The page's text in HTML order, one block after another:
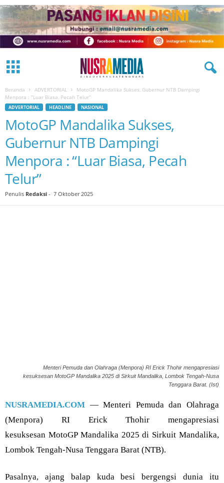
Beranda ADVERTORIAL
MotoGP Mandalika Sukses, Gubernur NTB Dampingi
Menpora : “Luar Biasa, Pecah Telur”
ADVERTORIAL HEADLINE NASIONAL
MotoGP Mandalika Sukses,
Gubernur NTB Dampingi
Menpora : “Luar Biasa, Pecah
Telur”
Penulis Redaksi - 7 Oktober 2025
Menteri Pemuda dan Olahraga (Menpora) RI Erick Thohir mengapresiasi
kesuksesan MotoGP Mandalika 2025 di Sirkuit Mandalika, Lombok Tengah-Nusa
Tenggara Barat. (Ist)
NUSRAMEDIA.COM — Menteri Pemuda dan Olahraga
(Menpora) RI Erick Thohir mengapresiasi
kesuksesan MotoGP Mandalika 2025 di Sirkuit Mandalika,
Lombok Tengah-Nusa Tenggara Barat (NTB).
Pasalnya, ajang balap kuda besi bergengsi dunia itu